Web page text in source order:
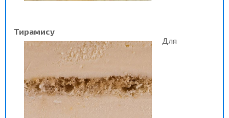
Тирамису
Для